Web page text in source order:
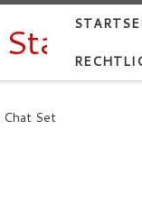
Chat Set